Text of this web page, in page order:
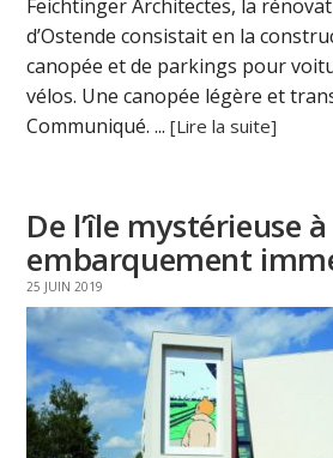
Feichtinger Architectes, la
d’Ostende consistait en la
canopée et de parkings pour
vélos. Une canopée légère et
Communiqué. ...[Lire la suite]
De l’île mystérieuse
embarquement
25 JUIN 2019